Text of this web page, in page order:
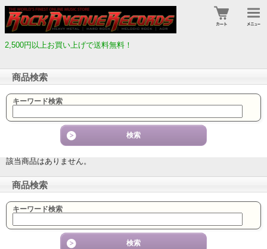
2,500円以上お買い上げで送料無料！
商品検索
キーワード検索
該当商品はありません。
商品検索
キーワード検索